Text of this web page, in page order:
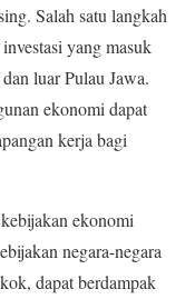
Salah satu langkah
yang masuk
luar Pulau Jawa.
ekonomi dapat
kerja bagi
ekonomi
negara-negara
dapat berdampak